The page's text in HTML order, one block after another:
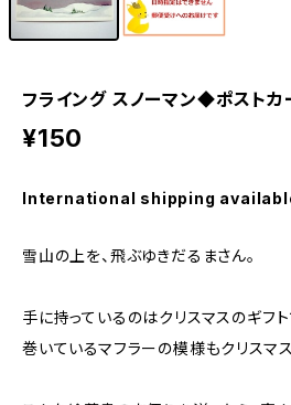
フライング スノーマン◆ポストカ
¥150
International shipping
雪山の上を、飛ぶゆきだるまさん。
手に持っているのはクリスマスのギフト
巻いているマフラーの模様もクリスマ